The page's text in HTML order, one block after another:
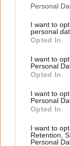
Personal
I want to
personal
Opted In
I want to
Personal
Opted In
I want to
Personal
Opted In
I want to
Retention,
Personal
merginų
Nors 18-
pakopos
turnyro
skambus –
pat rugsėjo
nugalėtoja.